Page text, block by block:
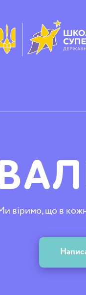
віримо, що в